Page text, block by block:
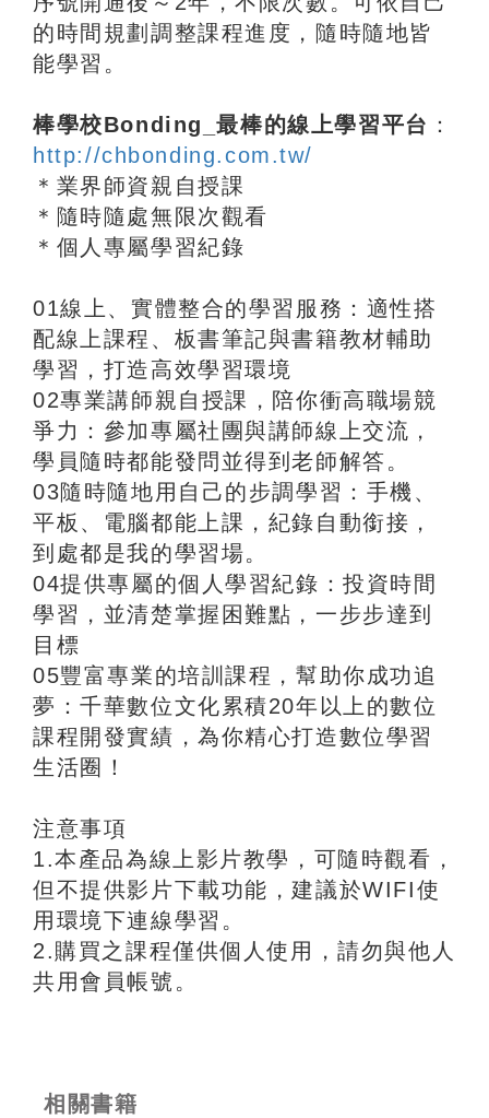
的時間規劃調整課程進度，隨時隨地皆
能學習。
棒學校Bonding_最棒的線上學習平台 ：
http://chbonding.com.tw/
＊業界師資親自授課
＊隨時隨處無限次觀看
＊個人專屬學習紀錄
01線上、實體整合的學習服務：適性搭
配線上課程、板書筆記與書籍教材輔助
學習，打造高效學習環境
02專業講師親自授課，陪你衝高職場競
爭力：參加專屬社團與講師線上交流，
學員隨時都能發問並得到老師解答。
03隨時隨地用自己的步調學習：手機、
平板、電腦都能上課，紀錄自動銜接，
到處都是我的學習場。
04提供專屬的個人學習紀錄：投資時間
學習，並清楚掌握困難點，一步步達到
目標
05豐富專業的培訓課程，幫助你成功追
夢：千華數位文化累積20年以上的數位
課程開發實績，為你精心打造數位學習
生活圈！
注意事項
1.本產品為線上影片教學，可隨時觀看，
但不提供影片下載功能，建議於WIFI使
用環境下連線學習。
2.購買之課程僅供個人使用，請勿與他人
共用會員帳號。
相關書籍